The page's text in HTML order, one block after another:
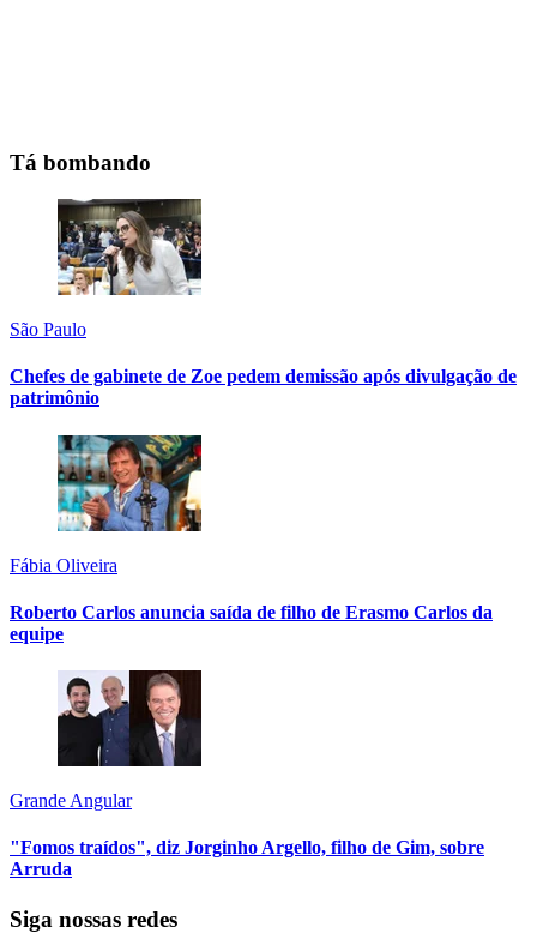
Tá bombando
São Paulo
Chefes de gabinete de Zoe pedem demissão após divulgação de
patrimônio
Fábia Oliveira
Roberto Carlos anuncia saída de filho de Erasmo Carlos da
equipe
Grande Angular
"Fomos traídos", diz Jorginho Argello, filho de Gim, sobre
Arruda
Siga nossas redes